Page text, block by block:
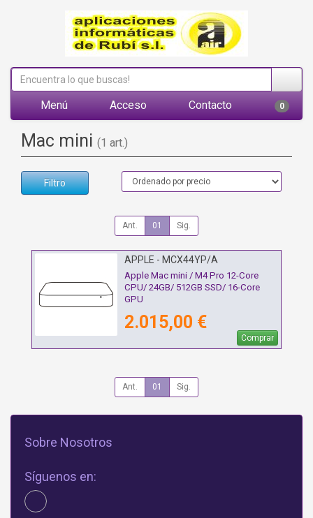
Menú Acceso Contacto 0
Mac mini (1 art.)
Filtro
Ant. 01 Sig.
APPLE - MCX44YP/A
Apple Mac mini / M4 Pro 12-Core
CPU/ 24GB/ 512GB SSD/ 16-Core
GPU
2.015,00 €
Comprar
Ant. 01 Sig.
Sobre Nosotros
Síguenos en: